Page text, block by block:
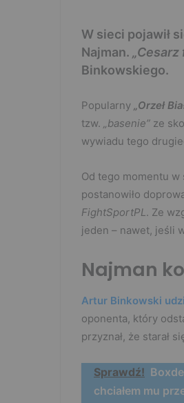
W sieci pojawił
Najman.
Binkowskiego.
Popularny „Orzeł
tzw. „basenie” ze
wywiadu tego
Od tego momentu w
postanowiło
FightSportPL. Ze
jeden – nawet, jeśli
Najman
Artur Binkowski
oponenta, który
przyznał, że starał
Sprawdź!
chciałem mu